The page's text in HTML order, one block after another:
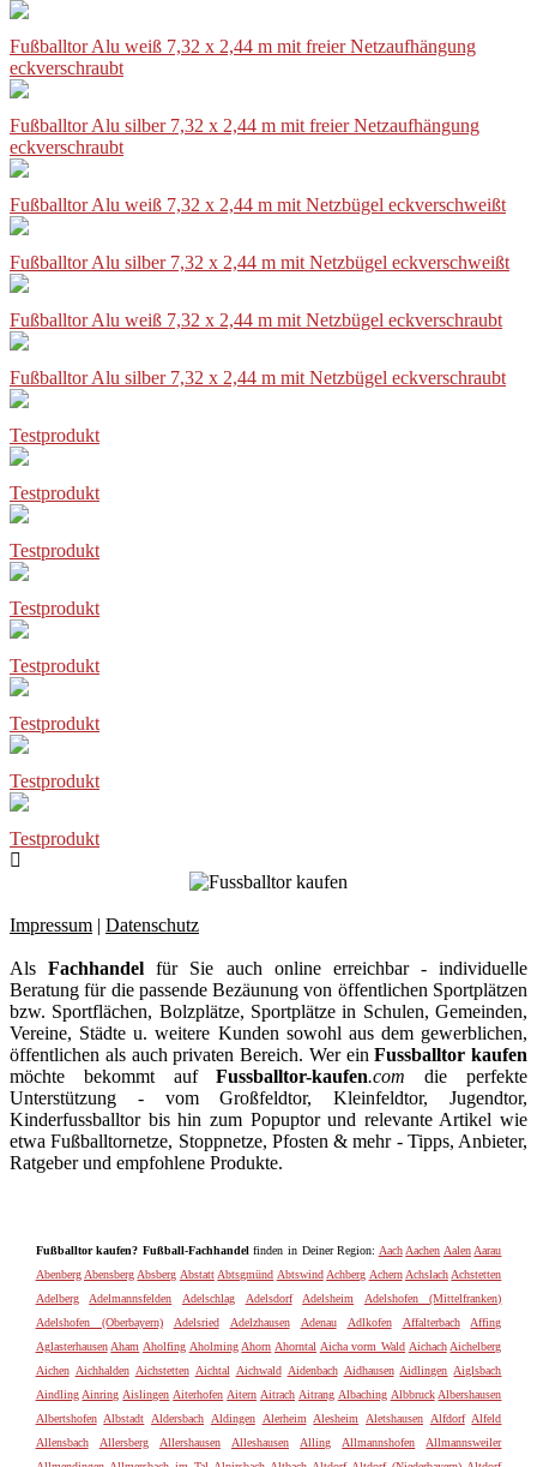
Fußballtor Alu weiß 7,32 x 2,44 m mit freier Netzaufhängung
eckverschraubt
Fußballtor Alu silber 7,32 x 2,44 m mit freier Netzaufhängung
eckverschraubt
Fußballtor Alu weiß 7,32 x 2,44 m mit Netzbügel eckverschweißt
Fußballtor Alu silber 7,32 x 2,44 m mit Netzbügel eckverschweißt
Fußballtor Alu weiß 7,32 x 2,44 m mit Netzbügel eckverschraubt
Fußballtor Alu silber 7,32 x 2,44 m mit Netzbügel eckverschraubt
Testprodukt
Testprodukt
Testprodukt
Testprodukt
Testprodukt
Testprodukt
Testprodukt
Testprodukt
Impressum | Datenschutz
AlsFachhandel für Sie auch online erreichbar - individuelle
Beratung für die passende Bezäunung von öffentlichen Sportplätzen
bzw. Sportflächen, Bolzplätze, Sportplätze in Schulen, Gemeinden,
Vereine, Städte u. weitere Kunden sowohl aus dem gewerblichen,
öffentlichen als auch privaten Bereich. Wer einFussballtor kaufen
möchte bekommt aufFussballtor-kaufen.com die perfekte
Unterstützung - vom Großfeldtor, Kleinfeldtor, Jugendtor,
Kinderfussballtor bis hin zum Popuptor und relevante Artikel wie
etwa Fußballtornetze, Stoppnetze, Pfosten & mehr - Tipps, Anbieter,
Ratgeber und empfohlene Produkte.
Fußballtor kaufen? Fußball-Fachhandelfinden in Deiner Region: Aach Aachen Aalen Aarau
Abenberg Abensberg Absberg Abstatt Abtsgmünd Abtswind Achberg Achern Achslach Achstetten
Adelberg
Adelmannsfelden Adelschlag Adelsdorf Adelsheim
Adelshofen (Mittelfranken)
Adelshofen (Oberbayern)
Adelsried Adelzhausen Adenau Adlkofen Affalterbach
Affing
Aglasterhausen Aham Aholfing Aholming Ahorn Ahorntal Aicha vorm Wald Aichach Aichelberg
Aichen Aichhalden Aichstetten Aichtal Aichwald Aidenbach Aidhausen Aidlingen Aiglsbach
Aindling Ainring Aislingen Aiterhofen Aitern Aitrach Aitrang Albaching Albbruck Albershausen
Albertshofen Albstadt Aldersbach Aldingen Alerheim Alesheim Aletshausen Alfdorf Alfeld
Allensbach
Allersberg Allershausen Alleshausen Alling Allmannshofen
Allmannsweiler